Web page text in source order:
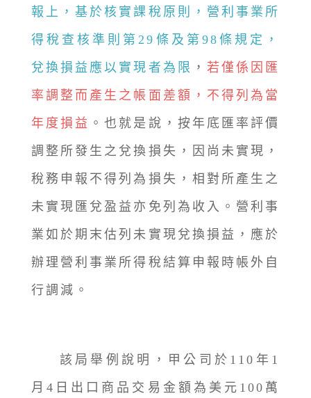
報上，基於核實課稅原則，營利事業所
得稅查核準則第29條及第98條規定，
兌換損益應以實現者為限 ， 若僅係因匯
率調整而產生之帳面差額，不得列為當
年度損益 。也就是說，按年底匯率評價
調整所發生之兌換損失，因尚未實現，
稅務申報不得列為損失，相對所產生之
未實現匯兌盈益亦免列為收入。營利事
業如於期末估列未實現兌換損益，應於
辦理營利事業所得稅結算申報時帳外自
行調減。
該局舉例說明，甲公司於110年1
月4日出口商品交易金額為美元100萬